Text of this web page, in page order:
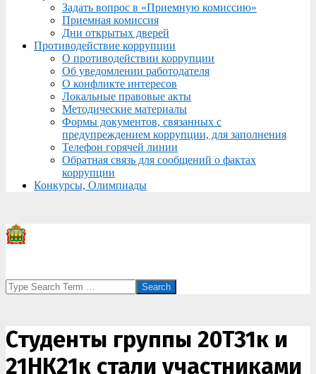
Задать вопрос в «Приемную комиссию»
Приемная комиссия
Дни открытых дверей
Противодействие коррупции
О противодействии коррупции
Об уведомлении работодателя
О конфликте интересов
Локальные правовые акты
Методические материалы
Формы документов, связанных с
предупреждением коррупции, для заполнения
Телефон горячей линии
Обратная связь для сообщений о фактах
коррупции
Конкурсы, Олимпиады
Search
Студенты группы 20Т31к и
21НК21к стали участниками